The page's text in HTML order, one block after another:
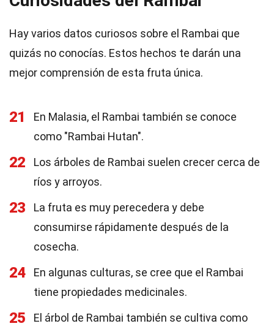
Hay varios datos curiosos sobre el Rambai que
quizás no conocías. Estos hechos te darán una
mejor comprensión de esta fruta única.
21
En Malasia, el Rambai también se conoce
como "Rambai Hutan".
22
Los árboles de Rambai suelen crecer cerca de
ríos y arroyos.
23
La fruta es muy perecedera y debe
consumirse rápidamente después de la
cosecha.
24
En algunas culturas, se cree que el Rambai
tiene propiedades medicinales.
25
El árbol de Rambai también se cultiva como